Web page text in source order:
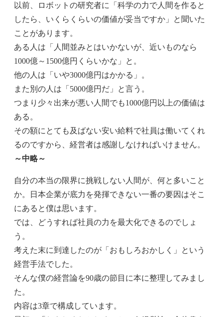
以前、ロボットの研究者に「科学の力で人間を作ると
したら、いくらくらいの価値が妥当ですか」と聞いた
ことがあります。
ある人は「人間並みとはいかないが、近いものなら
1000億～1500億円くらいかな」と。
他の人は「いや3000億円はかかる」。
また別の人は「5000億円だ」と言う。
つまり少々出来が悪い人間でも1000億円以上の価値は
ある。
その額にとても及ばない安い給料で社員は働いてくれ
るのですから、経営者は感謝しなければいけません。
～中略～
自分の本当の限界に挑戦しない人間が、何と多いこと
か。日本企業が底力を発揮できない一番の要因はそこ
にあると僕は思います。
では、どうすれば社員の力を最大化できるのでしょ
う。
考えた末に到達したのが「おもしろおかしく」という
経営手法でした。
そんな僕の経営論を90歳の節目に本に整理してみまし
た。
内容は3章で構成しています。